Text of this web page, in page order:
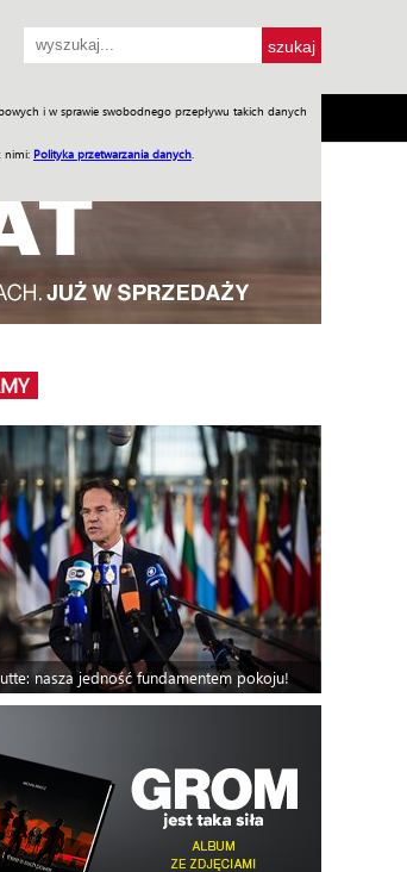
i w sprawie swobodnego przepływu takich danych
nimi: Polityka przetwarzania danych
Praca w WIW
nasza jedność fundamentem pokoju!